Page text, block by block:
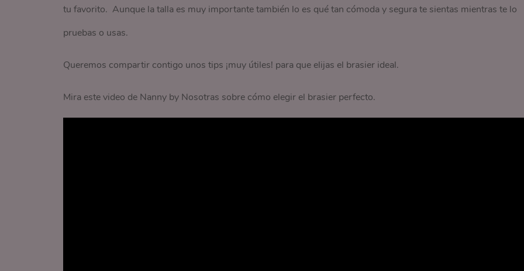
tu favorito. Aunque la talla es muy importante también lo es qué tan cómoda y segura te sientas mientras te lo
pruebas o usas.
Queremos compartir contigo unos tips ¡muy útiles! para que elijas el brasier ideal.
Mira este video de Nanny by Nosotras sobre cómo elegir el brasier perfecto.